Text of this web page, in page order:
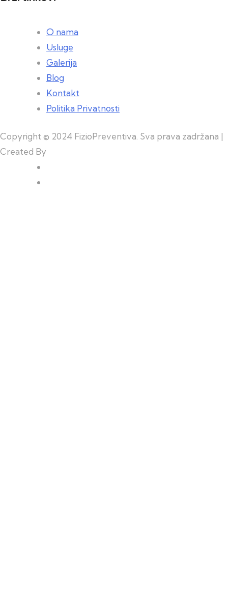
O nama
Usluge
Galerija
Blog
Kontakt
Politika Privatnosti
Copyright © 2024 FizioPreventiva. Sva prava zadržana |
Created By